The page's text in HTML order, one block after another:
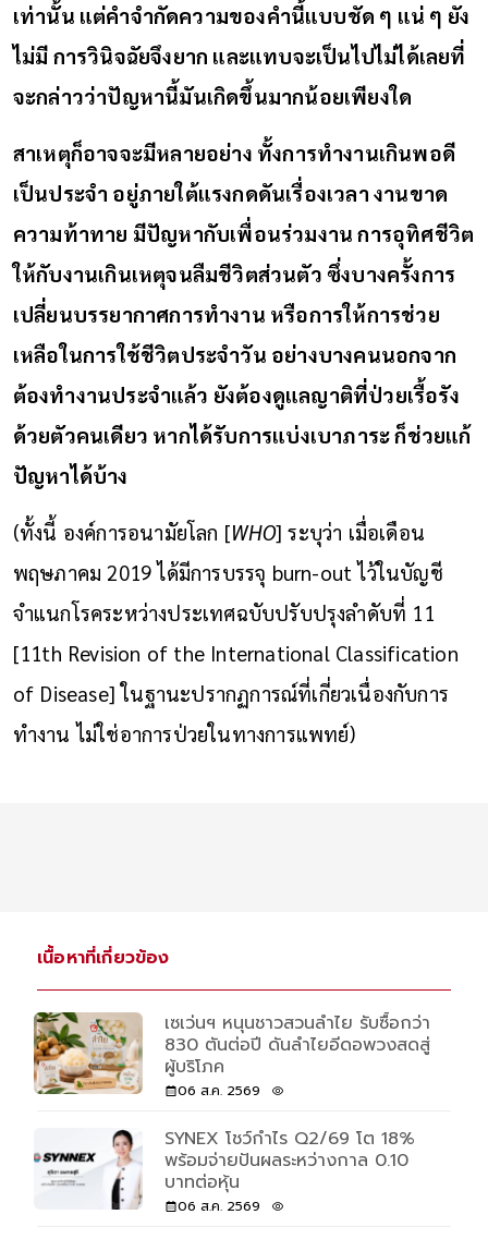
เท่านั้น แต่คำจำกัดความของคำนี้แบบชัด ๆ แน่ ๆ ยัง
ไม่มี การวินิจฉัยจึงยาก และแทบจะเป็นไปไม่ได้เลยที่
จะกล่าวว่าปัญหานี้มันเกิดขึ้นมากน้อยเพียงใด
สาเหตุก็อาจจะมีหลายอย่าง ทั้งการทำงานเกินพอดี
เป็นประจำ อยู่ภายใต้แรงกดดันเรื่องเวลา งานขาด
ความท้าทาย มีปัญหากับเพื่อนร่วมงาน การอุทิศชีวิต
ให้กับงานเกินเหตุจนลืมชีวิตส่วนตัว ซึ่งบางครั้งการ
เปลี่ยนบรรยากาศการทำงาน หรือการให้การช่วย
เหลือในการใช้ชีวิตประจำวัน อย่างบางคนนอกจาก
ต้องทำงานประจำแล้ว ยังต้องดูแลญาติที่ป่วยเรื้อรัง
ด้วยตัวคนเดียว หากได้รับการแบ่งเบาภาระ ก็ช่วยแก้
ปัญหาได้บ้าง
(ทั้งนี้ องค์การอนามัยโลก [WHO] ระบุว่า เมื่อเดือน
พฤษภาคม 2019 ได้มีการบรรจุ burn-out ไว้ในบัญชี
จำแนกโรคระหว่างประเทศฉบับปรับปรุงลำดับที่ 11
[11th Revision of the International Classification
of Disease] ในฐานะปรากฏการณ์ที่เกี่ยวเนื่องกับการ
ทำงาน ไม่ใช่อาการป่วยในทางการแพทย์)
เนื้อหาที่เกี่ยวข้อง
เซเว่นฯ หนุนชาวสวนลำไย รับซื้อกว่า
830 ตันต่อปี ดันลำไยอีดอพวงสดสู่
ผู้บริโภค
06 ส.ค. 2569
SYNEX โชว์กำไร Q2/69 โต 18%
พร้อมจ่ายปันผลระหว่างกาล 0.10
บาทต่อหุ้น
06 ส.ค. 2569